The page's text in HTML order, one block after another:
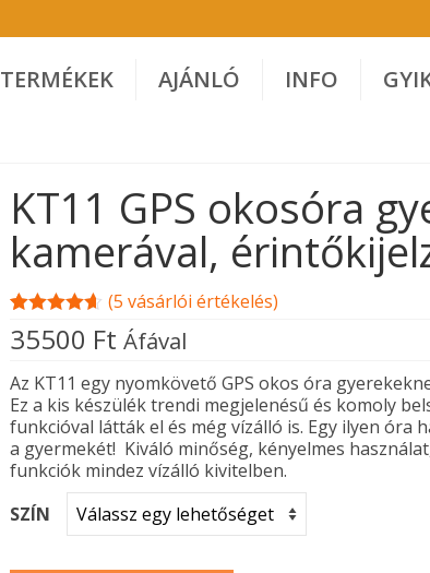
TERMÉKEK AJÁNLÓ INFO
KT11 GPS okosóra
kamerával,
Értékelés
4.60az 5-
5
értékelés
alapján
(5 vásárlói értékelés)
35500 Ft Áfával
Az KT11 egy nyomkövető GPS okos óra
Ez a kis készülék trendi megjelenésű és komoly
funkcióval látták el és még vízálló is. Egy ilyen óra
a gyermekét! Kiváló minőség, kényelmes
funkciók mindez vízálló kivitelben.
SZÍN